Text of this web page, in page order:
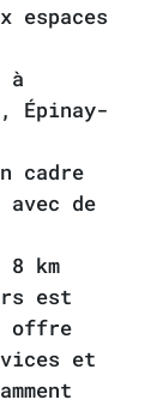
espaces
à
Épinay-
cadre
de
km
est
offre
et